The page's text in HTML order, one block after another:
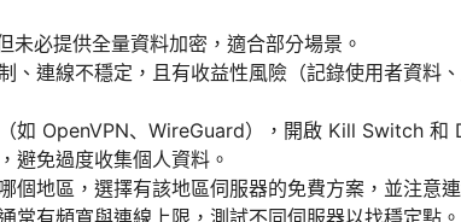
未必提供全量資料加密，適合部分場景。
、連線不穩定，且有收益性風險（記錄使用者資料
如 OpenVPN、WireGuard），開啟 Kill Switch 和
避免過度收集個人資料。
個地區，選擇有該地區伺服器的免費方案，並注意